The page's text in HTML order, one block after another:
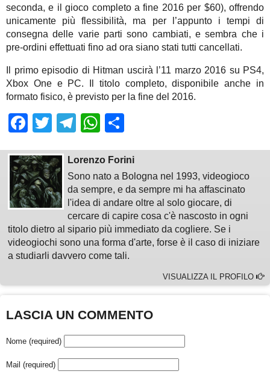
seconda, e il gioco completo a fine 2016 per $60), offrendo
unicamente più flessibilità, ma per l’appunto i tempi di
consegna delle varie parti sono cambiati, e sembra che i
pre-ordini effettuati fino ad ora siano stati tutti cancellati.
Il primo episodio di Hitman uscirà l’11 marzo 2016 su PS4,
Xbox One e PC. Il titolo completo, disponibile anche in
formato fisico, è previsto per la fine del 2016.
Facebook
TwitterTelegram
WhatsApp
Lorenzo Forini
Sono nato a Bologna nel 1993, videogioco
da sempre, e da sempre mi ha affascinato
l'idea di andare oltre al solo giocare, di
cercare di capire cosa c'è nascosto in ogni
titolo dietro al sipario più immediato da cogliere. Se i
videogiochi sono una forma d'arte, forse è il caso di iniziare
a studiarli davvero come tali.
VISUALIZZA IL PROFILO
LASCIA UN COMMENTO
Nome (required)
Mail (required)